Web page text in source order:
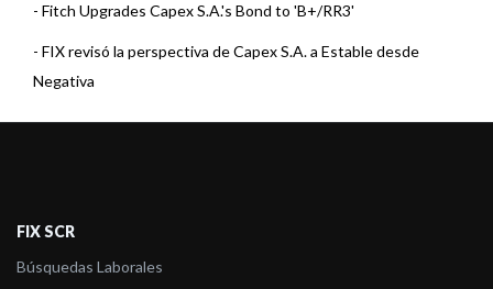
- Fitch Upgrades Capex S.A.'s Bond to 'B+/RR3'
- FIX revisó la perspectiva de Capex S.A. a Estable desde
Negativa
-FIX SCR confirma en A(arg) a las ON de CAPEX
- Fitch confirma en A+(arg) a las ONs de Capex S.A.
FIX SCR
Búsquedas Laborales